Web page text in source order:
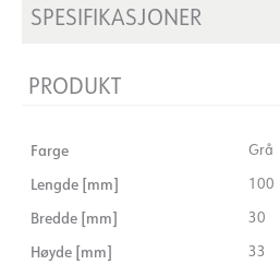
SPESIFIKASJONER
PRODUKT
Farge Grå
Lengde [mm] 100
Bredde [mm] 30
Høyde [mm] 33